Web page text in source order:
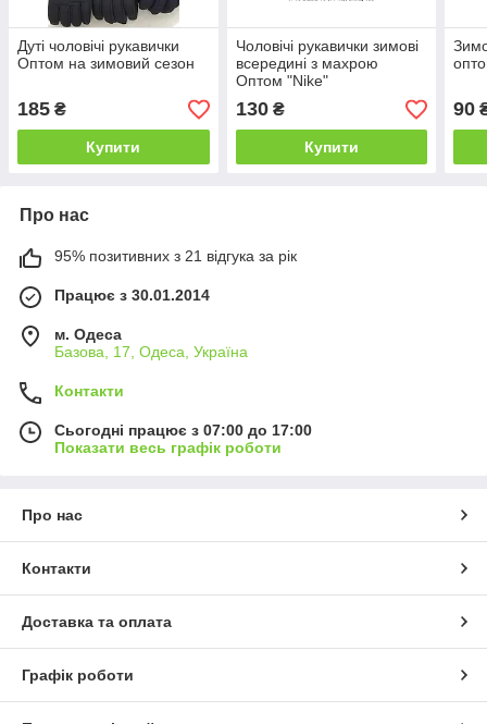
Дуті чоловічі рукавички
Оптом на зимовий сезон
185 ₴
Купити
Чоловічі рукавички зимові
всередині з махрою
Оптом "Nike"
130₴
Купити
90
Про нас
95% позитивних з 21 відгука за рік
Працює з 30.01.2014
м. Одеса
Базова, 17, Одеса, Україна
Контакти
Сьогодні працює з 07:00 до 17:00
Показати весь графік роботи
Про нас
Контакти
Доставка та оплата
Графік роботи